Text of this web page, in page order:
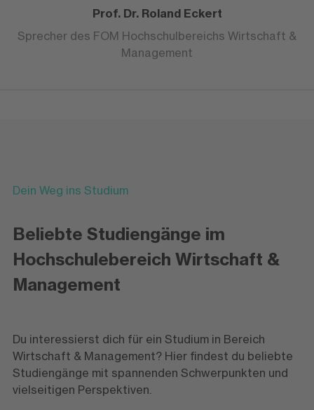
Prof. Dr. Roland Eckert
Sprecher des FOM Hochschulbereichs Wirtschaft &
Management
Dein Weg ins Studium
Beliebte Studiengänge im
Hochschulebereich Wirtschaft &
Management
Du interessierst dich für ein Studium in Bereich
Wirtschaft & Management? Hier findest du beliebte
Studiengänge mit spannenden Schwerpunkten und
vielseitigen Perspektiven.